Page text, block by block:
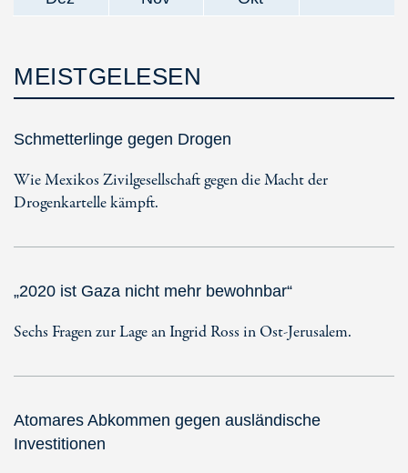
MEISTGELESEN
Schmetterlinge gegen Drogen
Wie Mexikos Zivilgesellschaft gegen die Macht der
Drogenkartelle kämpft.
„2020 ist Gaza nicht mehr bewohnbar“
Sechs Fragen zur Lage an Ingrid Ross in Ost-Jerusalem.
Atomares Abkommen gegen ausländische
Investitionen